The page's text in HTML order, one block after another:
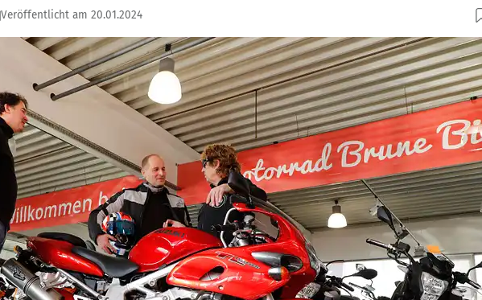
Veröffentlicht am 20.01.2024